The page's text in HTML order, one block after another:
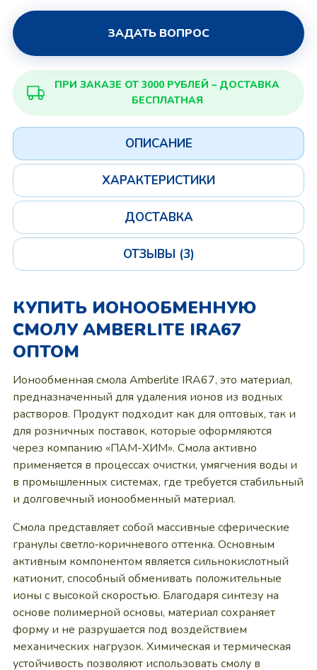
ЗАДАТЬ ВОПРОС
ПРИ ЗАКАЗЕ ОТ 3000 РУБЛЕЙ – ДОСТАВКА
БЕСПЛАТНАЯ
ОПИСАНИЕ
ХАРАКТЕРИСТИКИ
ДОСТАВКА
ОТЗЫВЫ (3)
КУПИТЬ ИОНООБМЕННУЮ
СМОЛУ AMBERLITE IRA67
ОПТОМ
Ионообменная смола Amberlite IRA67, это материал,
предназначенный для удаления ионов из водных
растворов. Продукт подходит как для оптовых, так и
для розничных поставок, которые оформляются
через компанию «ПАМ-ХИМ». Смола активно
применяется в процессах очистки, умягчения воды и
в промышленных системах, где требуется стабильный
и долговечный ионообменный материал.
Смола представляет собой массивные сферические
гранулы светло‑коричневого оттенка. Основным
активным компонентом является сильнокислотный
катионит, способный обменивать положительные
ионы с высокой скоростью. Благодаря синтезу на
основе полимерной основы, материал сохраняет
форму и не разрушается под воздействием
механических нагрузок. Химическая и термическая
устойчивость позволяют использовать смолу в